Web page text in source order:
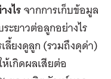
ไรจากการเก็บข้อมูล
ะยาวต่อลูกอย่างไร
ลี้ยงดูลูก (รวมถึงดุด่า)
เกิดผลเสียต่อ